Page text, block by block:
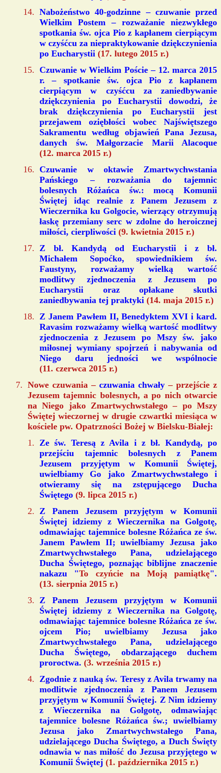
Nabożeństwo 40-godzinne – czuwanie przed
Wielkim Postem – rozważanie niezwykłego
spotkania św. ojca Pio z kapłanem cierpiącym
w czyśćcu za niepraktykowanie dziękczynienia
po Eucharystii (17. lutego 2015 r.)
Czuwanie w Wielkim Poście – 12. marca 2015
r. – spotkanie św. ojca Pio z kapłanem
cierpiącym w czyśćcu za zaniedbywanie
dziękczynienia po Eucharystii dowodzi, że
brak dziękczynienia po Eucharystii jest
przejawem oziębłości wobec Najświętszego
Sakramentu według objawień Pana Jezusa,
danych św. Małgorzacie Marii Alacoque
(12. marca 2015 r.)
Czuwanie w oktawie Zmartwychwstania
Pańskiego – rozważania do tajemnic
bolesnych Różańca św.: mocą Komunii
Świętej idąc realnie z Panem Jezusem z
Wieczernika ku Golgocie, wierzący otrzymują
łaskę przemiany serc w zdolne do heroicznej
miłości, cierpliwości (9. kwietnia 2015 r.)
Z bł. Kandydą od Eucharystii i z bł.
Michałem Sopoćko, spowiednikiem św.
Faustyny, rozważamy wielką wartość
modlitwy zjednoczenia z Jezusem po
Eucharystii oraz opłakane skutki
zaniedbywania tej praktyki (14. maja 2015 r.)
Z Janem Pawłem II, Benedyktem XVI i kard.
Ravasim rozważamy wielką wartość modlitwy
zjednoczenia z Jezusem po Mszy św. jako
miłosnej wymiany spojrzeń i nabywania od
Niego daru jedności we wspólnocie
(11. czerwca 2015 r.)
Nowe czuwania – czuwania chwały – przejście z
Jezusem tajemnic bolesnych, a po nich otwarcie
na Niego jako Zmartwychwstałego – po Mszy
Świętej wieczornej w drugie czwartki miesiąca w
kościele pw. Opatrzności Bożej w Bielsku-Białej:
Ze św. Teresą z Avila i z bł. Kandydą, po
przejściu tajemnic bolesnych z Panem
Jezusem przyjętym w Komunii Świętej,
uwielbiamy Go jako Zmartwychwstałego i
otwieramy się na zstępującego Ducha
Świętego (9. lipca 2015 r.)
Z Panem Jezusem przyjętym w Komunii
Świętej idziemy z Wieczernika na Golgotę,
odmawiając tajemnice bolesne Różańca ze św.
Janem Pawłem II; uwielbiamy Jezusa jako
Zmartwychwstałego Pana, udzielającego
Ducha Świętego, poznając biblijne znaczenie
nakazu "To czyńcie na Moją pamiątkę".
(13. sierpnia 2015 r.)
Z Panem Jezusem przyjętym w Komunii
Świętej idziemy z Wieczernika na Golgotę,
odmawiając tajemnice bolesne Różańca ze św.
ojcem Pio; uwielbiamy Jezusa jako
Zmartwychwstałego Pana, udzielającego
Ducha Świętego, obdarzającego duchem
proroctwa. (3. września 2015 r.)
Zgodnie z nauką św. Teresy z Avila trwamy na
modlitwie zjednoczenia z Panem Jezusem
przyjętym w Komunii Świętej. Z Nim idziemy
z Wieczernika na Golgotę, odmawiając
tajemnice bolesne Różańca św.; uwielbiamy
Jezusa jako Zmartwychwstałego Pana,
udzielającego Ducha Świętego, a Duch Święty
odnawia w nas miłość do Jezusa przyjętego w
Komunii Świętej (1. października 2015 r.)